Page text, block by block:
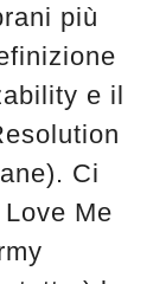
più
e il
Ci
Me